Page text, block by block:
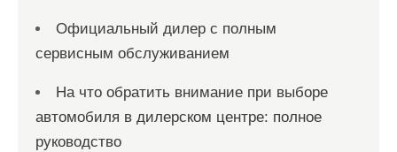
Официальный дилер с полным
сервисным обслуживанием
На что обратить внимание при выборе
автомобиля в дилерском центре: полное
руководство